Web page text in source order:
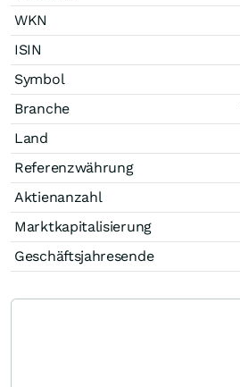
WKN
ISIN
Symbol
Branche
Land
Referenzwährung
Aktienanzahl
Marktkapitalisierung
Geschäftsjahresende